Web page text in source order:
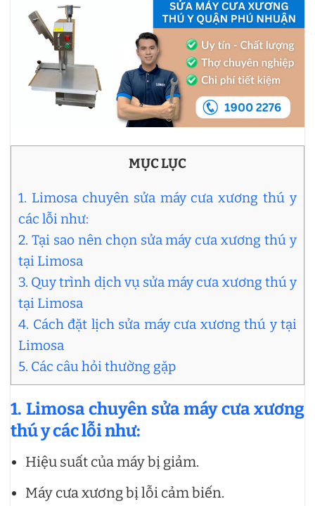
MỤC LỤC
1. Limosa chuyên sửa máy cưa xương thú y
các lỗi như:
2. Tại sao nên chọn sửa máy cưa xương thú y
tại Limosa
3. Quy trình dịch vụ sửa máy cưa xương thú y
tại Limosa
4. Cách đặt lịch sửa máy cưa xương thú y tại
Limosa
5. Các câu hỏi thường gặp
1. Limosa chuyên sửa máy cưa xương
thú y các lỗi như:
Hiệu suất của máy bị giảm.
Máy cưa xương bị lỗi cảm biến.